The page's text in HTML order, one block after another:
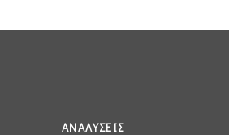
ΑΝΑΛΎΣΕΙΣ